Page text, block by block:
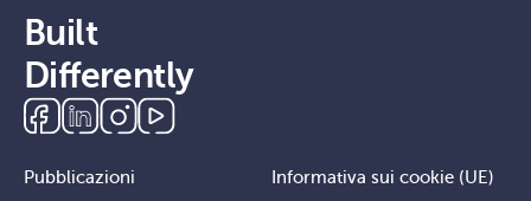
Built
Differently
Pubblicazioni Informativa sui cookie (UE)